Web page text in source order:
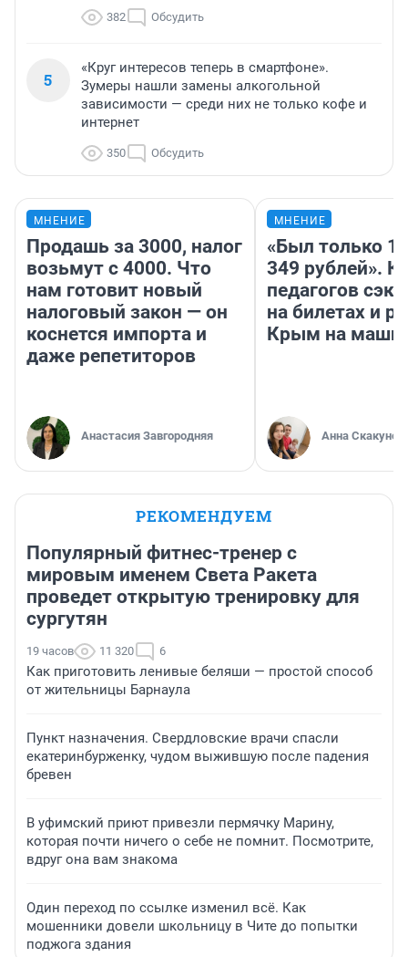
382 Обсудить
5
«Круг интересов теперь в смартфоне».
Зумеры нашли замены алкогольной
зависимости — среди них не только кофе и
интернет
350 Обсудить
МНЕНИЕ
Продашь за 3000, налог
возьмут с 4000. Что
нам готовит новый
налоговый закон — он
коснется импорта и
даже репетиторов
Анастасия Завгородняя
МНЕНИЕ
«Был только
349 рублей».
педагогов
на билетах и
Крым на
Анна
РЕКОМЕНДУЕМ
Популярный фитнес-тренер с
мировым именем Света Ракета
проведет открытую тренировку для
сургутян
19 часов 11 320 6
Как приготовить ленивые беляши — простой способ
от жительницы Барнаула
Пункт назначения. Свердловские врачи спасли
екатеринбурженку, чудом выжившую после падения
бревен
В уфимский приют привезли пермячку Марину,
которая почти ничего о себе не помнит. Посмотрите,
вдруг она вам знакома
Один переход по ссылке изменил всё. Как
мошенники довели школьницу в Чите до попытки
поджога здания